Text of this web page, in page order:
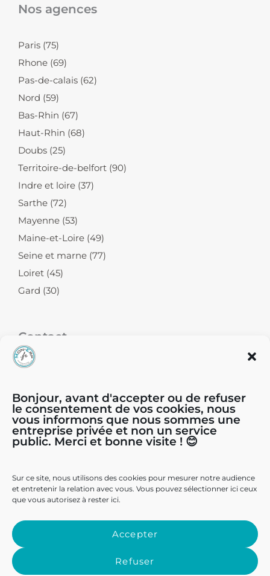
Bonjour, avant d'accepter ou de refuser
le consentement de vos cookies, nous
vous informons que nous sommes une
entreprise privée et non un service
public. Merci et bonne visite ! 😊
Sur ce site, nous utilisons des cookies pour mesurer notre audience
et entretenir la relation avec vous. Vous pouvez sélectionner ici ceux
que vous autorisez à rester ici.
Accepter
Refuser
Nos agences
Paris (75)
Rhone (69)
Pas-de-calais (62)
Nord (59)
Bas-Rhin (67)
Haut-Rhin (68)
Doubs (25)
Territoire-de-belfort (90)
Indre et loire (37)
Sarthe (72)
Mayenne (53)
Maine-et-Loire (49)
Seine et marne (77)
Loiret (45)
Gard (30)
Contact
04.81.65.44.44